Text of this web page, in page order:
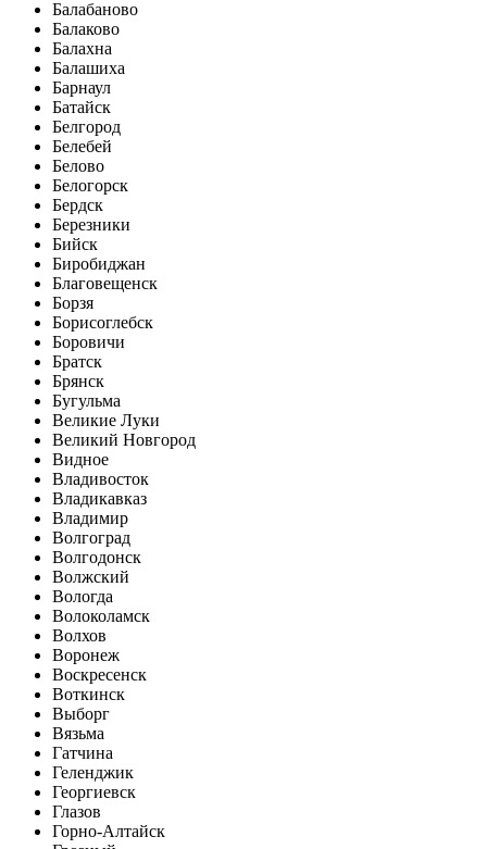
Балабаново
Балаково
Балахна
Балашиха
Барнаул
Батайск
Белгород
Белебей
Белово
Белогорск
Бердск
Березники
Бийск
Биробиджан
Благовещенск
Борзя
Борисоглебск
Боровичи
Братск
Брянск
Бугульма
Великие Луки
Великий Новгород
Видное
Владивосток
Владикавказ
Владимир
Волгоград
Волгодонск
Волжский
Вологда
Волоколамск
Волхов
Воронеж
Воскресенск
Воткинск
Выборг
Вязьма
Гатчина
Геленджик
Георгиевск
Глазов
Горно-Алтайск